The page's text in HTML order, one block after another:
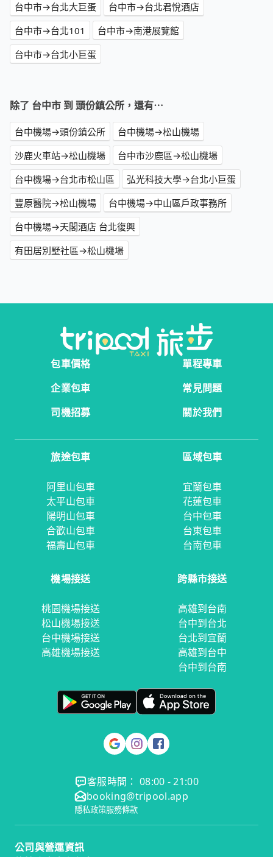
台中市→台北大巨蛋
台中市→台北君悅酒店
台中市→台北101
台中市→南港展覽館
台中市→台北小巨蛋
除了 台中市 到 頭份鎮公所，還有⋯
台中機場→頭份鎮公所
台中機場→松山機場
沙鹿火車站→松山機場
台中市沙鹿區→松山機場
台中機場→台北市松山區
弘光科技大學→台北小巨蛋
豐原醫院→松山機場
台中機場→中山區戶政事務所
台中機場→天閣酒店 台北復興
有田居別墅社區→松山機場
包車價格
單程專車
企業包車
常見問題
司機招募
關於我們
旅途包車
阿里山包車
太平山包車
陽明山包車
合歡山包車
福壽山包車
區域包車
宜蘭包車
花蓮包車
台中包車
台東包車
台南包車
機場接送
桃園機場接送
松山機場接送
台中機場接送
高雄機場接送
跨縣市接送
高雄到台南
台中到台北
台北到宜蘭
高雄到台中
台中到台南
客服時間： 08:00 - 21:00
booking@tripool.app
隱私政策服務條款
公司與營運資訊